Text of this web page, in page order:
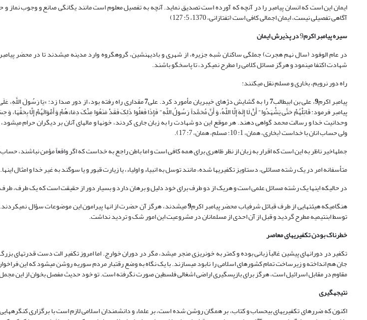
ایمان این است که انسان پیامبر را در آنچه که آورده است تصدیق نماید. آنچه به تفصیل معلوم است مانند یگانگی صانع و وجوب
آگاهی تفصیلی نیست، ایمان اجمالی کافی است (تفتازانی، 1370، 5: 127)
سیره پیامبر اکرم9در پذیرش ایمان
در عام الوفود (سال نهم هجرت) جملگی ساکنان شبه جزیره، از شهری و بادیه‏نشین، گروه‏گروه وارد مدینه می‏شدند تا در محضر
شهادت اکتفا می‏نمود و هرگز مسائل کلامی را مطرح نمی‏کرد، تا پاسخگو باشند.
راه دور نرویم، بخاری و مسلم نقل می‏کنند:
پیامبر اکرم9، علی بن ابی‏طالب7را به گشایش دژهای خیبریان مأمورد کرد. علی7مقداری راه رفته بود، از دور صدا زد: «یَا رَسُولَ اللَّهِ،
پیامبر فرمود: قَاتِلْهُمْ حَتَّى یَشْهَدُوا" أَنْ لَا إِلَهَ إِلَّا اللَّهُ، وَ أَنَّ مُحَمَّداً رَسُولُ اللَّهِ" فَإِذَا فَعَلُوا ذَلِکَ فَقَدْ مَنَعُوا مِنْکَ دِمَاءَهُمْ وَ أَمْوَالَهُمْ إِلَّا بِحَقِّهَا، وَ
وحدانیت خدا و رسالت محمد گواهی دهند. هر موقع این دو شهادت را به زبان جاری کردند، خون‏ها و مال‏های آنان بر دیگران حرام
ولی حساب انان با خداست (بخاری، همان، 1: 10؛ مسلم، همان، 7: 17).
جملهاخیر ناظر به این است که اقرار به زبان از نظر ظاهری برای همه کافی است و اما باطن راجع به خداست که اگر واقعاً مؤمن نباشند، حساب
متأسفانه امر در یک رشته مسائلی، دستاویز تکفیری‏ها شده، مانند توسل به انبیاء و اولیاء، یا زیارت قبور و یا سوگند به غیر خدا و امثال اینها.
در حالی‏که اینها یک رشته مسائل علمی است و هریک از دو طرف برای خود دلیل و برهان دارد و بسیار دور از حقیقت است که یک طرف، طرف
هنگامی‏که هیئت‏هایی از طرف قبائل شرفیاب محضر پیامبر اکرم9می‏شدند، هرگز آن حضرت از انها پیرامون این موضوعات سؤال
توسط ابن‏تیمیه مطرح گردید و قبل از آن احدی از مسلمانان در مشروعیت این امور شک و تردید نداشت.
خطرناک بودن تکفیری‏های معاصر
تکفیر در دوران‏های پیشین غالباً زبانی بوده و کمتر به خونریزی منجر می‏شد، مگر در دوران خوارج. اما امروز تکفیر الت دست قدرت‏های
جان هم انداخته و زیرساخت تمام کشورهای اسلامی را نابود می‏سازند. با یک نگاه به وضع‏ رقت‏بار مردم سوریه روشن می‏شود که این
مقاوم در مقابل اسرائیل است، هرگز برای بازپس‏گیری اراضی اشغالی فلسطین صورت نگرفته است. تو خود حدیث مفصل بخوان از این
نتیجه‏گیری
اکنون که ضررهای تکفیری‏های بی‏حساب و کتاب، بر همگان روشن شده است، بر علماء و دانشمندان اسلامی لازم است با برگزاری